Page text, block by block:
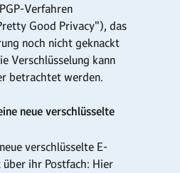
Verfahren
Good Privacy"), das
noch nicht geknackt
Verschlüsselung kann
betrachtet werden.
neue verschlüsselte
verschlüsselte E-
ihr Postfach: Hier